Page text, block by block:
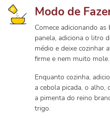
Modo de
Comece adicionando
panela, adiciona o litro
médio e deixe cozinhar
firme e nem muito mole.
Enquanto cozinha,
a cebola picada, o alho,
a pimenta do reino
trigo.